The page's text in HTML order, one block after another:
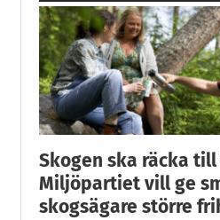
Skogen ska räcka
Miljöpartiet vill ge
skogsägare större